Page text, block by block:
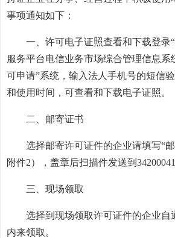
事项通知如下：
一、许可电子证照查看和下载登录
服务平台电信业务市场综合管理信息系
可申请”系统，输入法人手机号的短信
和使用时间，可查看和下载电子证照。
二、邮寄证书
选择邮寄许可证件的企业请填写“
附件2），盖章后扫描件发送到
三、现场领取
选择到现场领取许可证件的企业自
内来领取。